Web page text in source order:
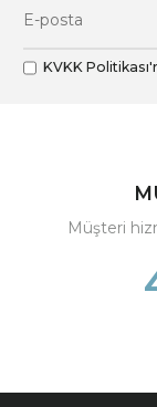
KVKK
Müşteri